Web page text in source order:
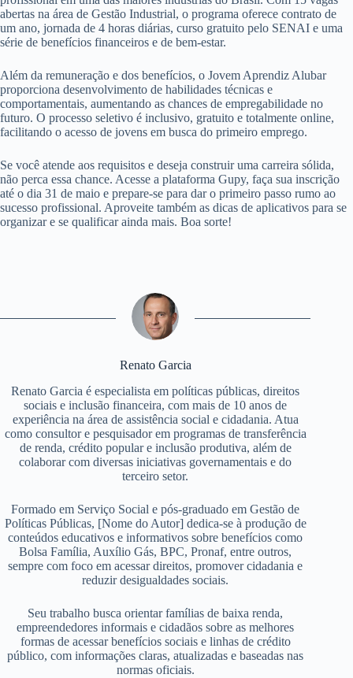
abertas na área de Gestão Industrial, o programa oferece contrato de
um ano, jornada de 4 horas diárias, curso gratuito pelo SENAI e uma
série de benefícios financeiros e de bem-estar.
Além da remuneração e dos benefícios, o Jovem Aprendiz Alubar
proporciona desenvolvimento de habilidades técnicas e
comportamentais, aumentando as chances de empregabilidade no
futuro. O processo seletivo é inclusivo, gratuito e totalmente online,
facilitando o acesso de jovens em busca do primeiro emprego.
Se você atende aos requisitos e deseja construir uma carreira sólida,
não perca essa chance. Acesse a plataforma Gupy, faça sua inscrição
até o dia 31 de maio e prepare-se para dar o primeiro passo rumo ao
sucesso profissional. Aproveite também as dicas de aplicativos para se
organizar e se qualificar ainda mais. Boa sorte!
Renato Garcia
Renato Garcia é especialista em políticas públicas, direitos
sociais e inclusão financeira, com mais de 10 anos de
experiência na área de assistência social e cidadania. Atua
como consultor e pesquisador em programas de transferência
de renda, crédito popular e inclusão produtiva, além de
colaborar com diversas iniciativas governamentais e do
terceiro setor.
Formado em Serviço Social e pós-graduado em Gestão de
Políticas Públicas, [Nome do Autor] dedica-se à produção de
conteúdos educativos e informativos sobre benefícios como
Bolsa Família, Auxílio Gás, BPC, Pronaf, entre outros,
sempre com foco em acessar direitos, promover cidadania e
reduzir desigualdades sociais.
Seu trabalho busca orientar famílias de baixa renda,
empreendedores informais e cidadãos sobre as melhores
formas de acessar benefícios sociais e linhas de crédito
público, com informações claras, atualizadas e baseadas nas
normas oficiais.